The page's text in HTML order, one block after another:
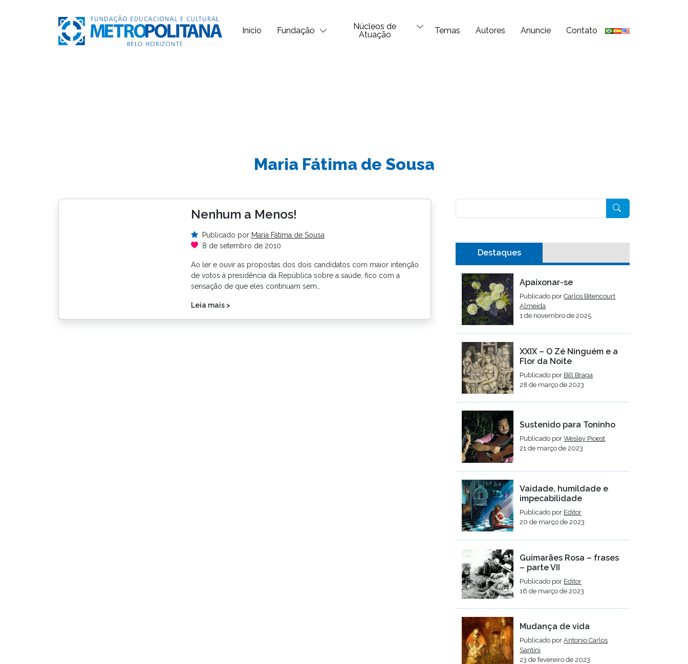
Início Fundação
Núcleos de
Atuação
Temas Autores Anuncie Contato
Maria Fátima de Sousa
Nenhum a Menos!
Publicado por Maria Fátima de Sousa
8 de setembro de 2010
Ao ler e ouvir as propostas dos dois candidatos com maior intenção
de votos à presidência da República sobre a saúde, fico com a
sensação de que eles continuam sem…
Leia mais >
Destaques
Apaixonar-se
Publicado porCarlos Bitencourt
Almeida
1 de novembro de 2025
XXIX – O Zé Ninguém e a
Flor da Noite
Publicado por Bill Braga
28 de março de 2023
Sustenido para Toninho
Publicado porWesley Pioest
21 de março de 2023
Vaidade, humildade e
impecabilidade
Publicado por Editor
20 de março de 2023
Guimarães Rosa – frases
– parte VII
Publicado por Editor
16 de março de 2023
Mudança de vida
Publicado porAntonio Carlos
Santini
23 de fevereiro de 2023